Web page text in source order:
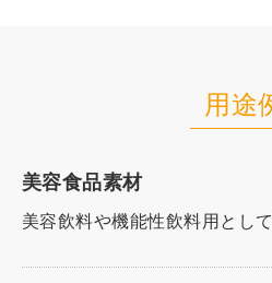
用途
美容食品素材
美容飲料や機能性飲料用とし